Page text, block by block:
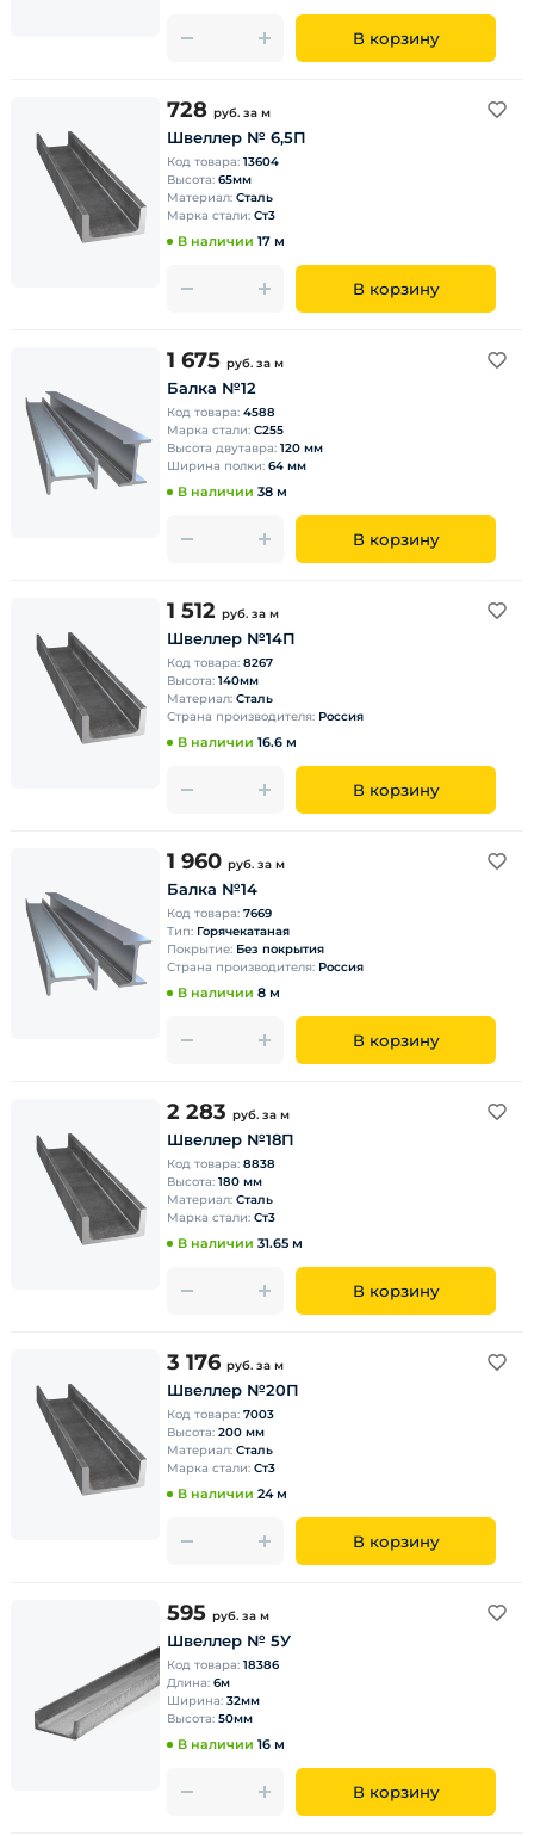
В корзину
728 руб. за м
Швеллер № 6,5П
Код товара: 13604
Высота: 65мм
Материал: Сталь
Марка стали: Ст3
В наличии 17 м
В корзину
1 675 руб. за м
Балка №12
Код товара: 4588
Марка стали: С255
Высота двутавра: 120 мм
Ширина полки: 64 мм
В наличии 38 м
В корзину
1 512 руб. за м
Швеллер №14П
Код товара: 8267
Высота: 140мм
Материал: Сталь
Страна производителя: Россия
В наличии 16.6 м
В корзину
1 960 руб. за м
Балка №14
Код товара: 7669
Тип: Горячекатаная
Покрытие: Без покрытия
Страна производителя: Россия
В наличии 8 м
В корзину
2 283 руб. за м
Швеллер №18П
Код товара: 8838
Высота: 180 мм
Материал: Сталь
Марка стали: Ст3
В наличии 31.65 м
В корзину
3 176 руб. за м
Швеллер №20П
Код товара: 7003
Высота: 200 мм
Материал: Сталь
Марка стали: Ст3
В наличии 24 м
В корзину
595 руб. за м
Швеллер № 5У
Код товара: 18386
Длина: 6м
Ширина: 32мм
Высота: 50мм
В наличии 16 м
В корзину